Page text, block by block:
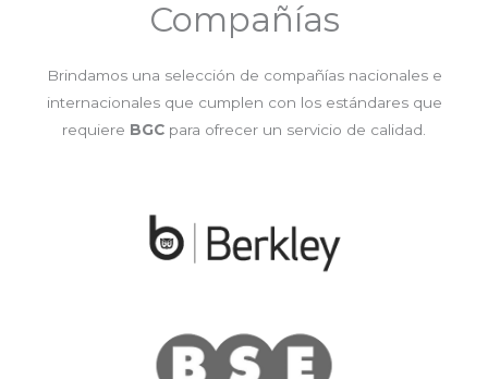
Compañías
Brindamos una selección de compañías nacionales e
internacionales que cumplen con los estándares que
requiere BGC para ofrecer un servicio de calidad.